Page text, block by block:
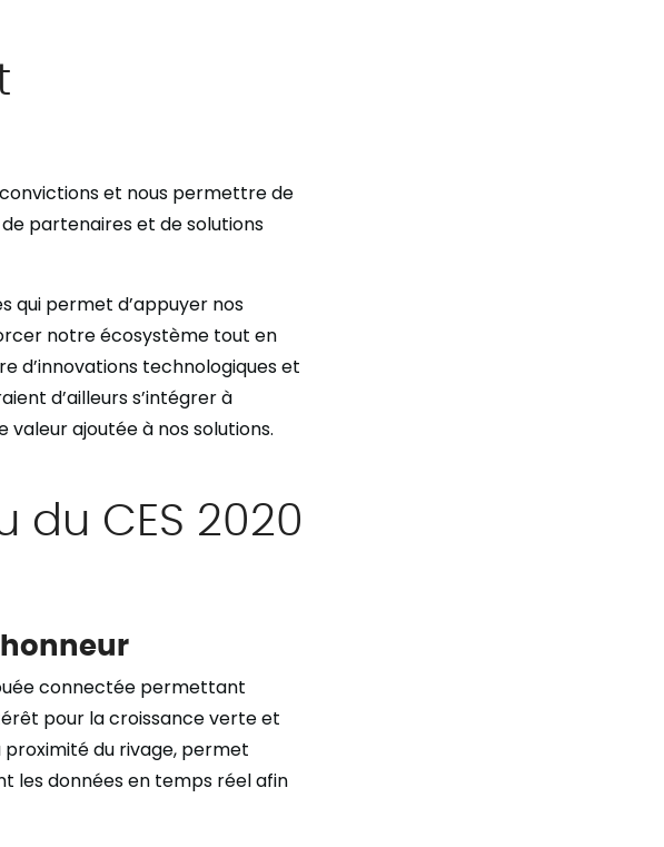
et nous permettre de
partenaires et de solutions
qui permet d’appuyer nos
notre écosystème tout en
d’innovations technologiques et
d’ailleurs s’intégrer à
ajoutée à nos solutions.
du CES 2020
connectée permettant
pour la croissance verte et
proximité du rivage, permet
les données en temps réel afin